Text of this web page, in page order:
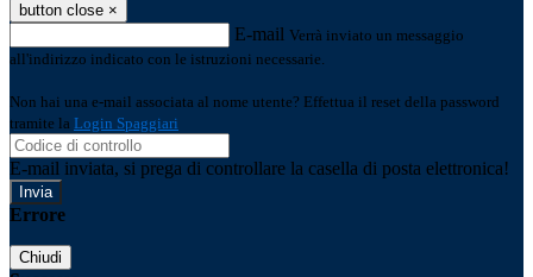
button close ×
E-mail Verrà inviato un messaggio
all'indirizzo indicato con le istruzioni necessarie.
Non hai una e-mail associata al nome utente? Effettua il reset della password
tramite la Login Spaggiari
E-mail inviata, si prega di controllare la casella di posta elettronica!
Errore
Chiudi